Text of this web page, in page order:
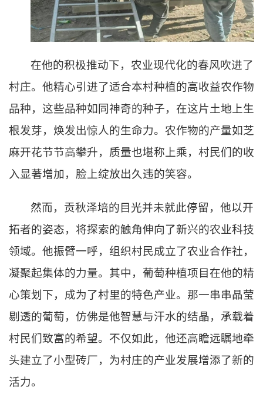
在他的积极推动下，农业现代化的春风吹进了
村庄。他精心引进了适合本村种植的高收益农作物
品种，这些品种如同神奇的种子，在这片土地上生
根发芽，焕发出惊人的生命力。农作物的产量如芝
麻开花节节高攀升，质量也堪称上乘，村民们的收
入显著增加，脸上绽放出久违的笑容。
然而，贡秋泽培的目光并未就此停留，他以开
拓者的姿态，将探索的触角伸向了新兴的农业科技
领域。他振臂一呼，组织村民成立了农业合作社，
凝聚起集体的力量。其中，葡萄种植项目在他的精
心策划下，成为了村里的特色产业。那一串串晶莹
剔透的葡萄，仿佛是他智慧与汗水的结晶，承载着
村民们致富的希望。不仅如此，他还高瞻远瞩地牵
头建立了小型砖厂，为村庄的产业发展增添了新的
活力。